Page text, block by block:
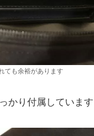
ても余裕があります
かり付属しています